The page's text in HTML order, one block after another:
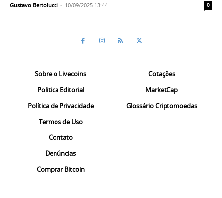
Gustavo Bertolucci - 10/09/2025 13:44 0
Sobre o Livecoins
Politica Editorial
Política de Privacidade
Termos de Uso
Contato
Denúncias
Comprar Bitcoin
Cotações
MarketCap
Glossário Criptomoedas